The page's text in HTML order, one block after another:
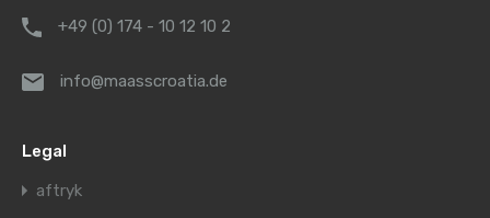
+49 (0) 174 - 10 12 10 2
info@maasscroatia.de
Legal
aftryk